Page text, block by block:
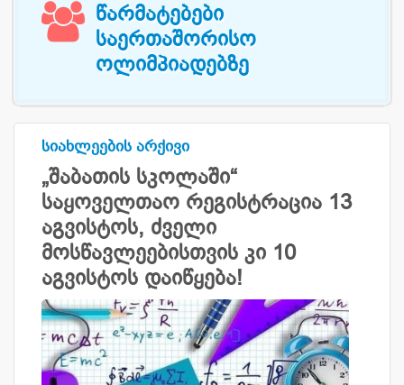
 წარმატებები
საერთაშორისო
ოლიმპიადებზე
სიახლეების არქივი
„შაბათის სკოლაში“
საყოველთაო რეგისტრაცია 13
აგვისტოს, ძველი
მოსწავლეებისთვის კი 10
აგვისტოს დაიწყება!